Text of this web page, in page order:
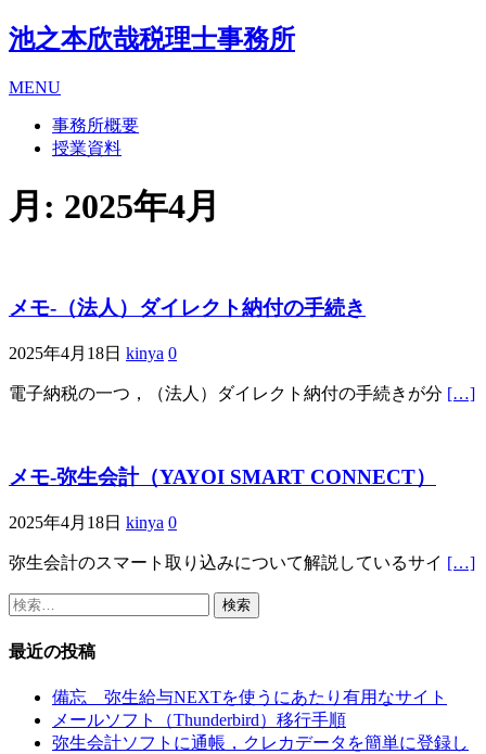
池之本欣哉税理士事務所
MENU
事務所概要
授業資料
月: 2025年4月
メモ-（法人）ダイレクト納付の手続き
2025年4月18日 kinya 0
電子納税の一つ，（法人）ダイレクト納付の手続きが分 […]
メモ-弥生会計（YAYOI SMART CONNECT）
2025年4月18日 kinya 0
弥生会計のスマート取り込みについて解説しているサイ […]
検
最近の投稿
備忘 弥生給与NEXTを使うにあたり有用なサイト
メールソフト（Thunderbird）移行手順
弥生会計ソフトに通帳，クレカデータを簡単に登録し